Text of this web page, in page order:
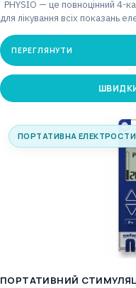
РHYSIO — це повноцінний 4-
для лікування всіх показань
ПЕРЕГЛЯНУТИ
ПОРТАТИВНА
ПОРТАТИВНИЙ